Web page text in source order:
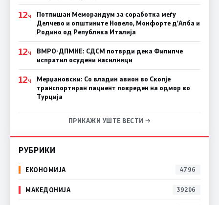
12Ч
Потпишан Меморандум за соработка меѓу
Делчево и општините Новело, Монфорте д’Алба и
Родино од Република Италија
12Ч
ВМРО-ДПМНЕ: СДСM потврди дека Филипче
испратил осудени насилници
12Ч
Мерџановски: Со владин авион во Скопје
транспортиран пациент повреден на одмор во
Турција
ПРИКАЖИ УШТЕ ВЕСТИ →
РУБРИКИ
ЕКОНОМИЈА 4796
МАКЕДОНИЈА 39206